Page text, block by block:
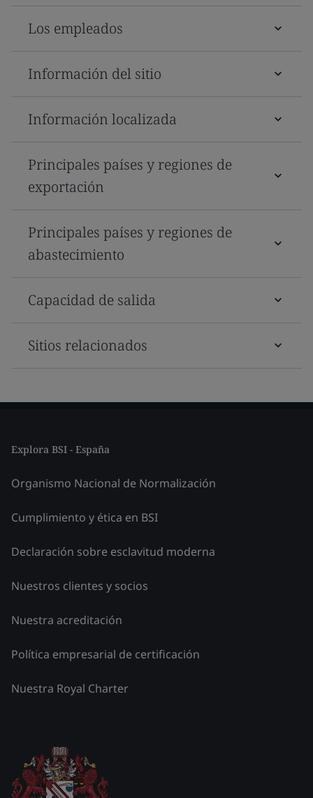
Los empleados
Información del sitio
Información localizada
Principales países y regiones de
exportación
Principales países y regiones de
abastecimiento
Capacidad de salida
Sitios relacionados
Explora BSI - España
Organismo Nacional de Normalización
Cumplimiento y ética en BSI
Declaración sobre esclavitud moderna
Nuestros clientes y socios
Nuestra acreditación
Política empresarial de certificación
Nuestra Royal Charter